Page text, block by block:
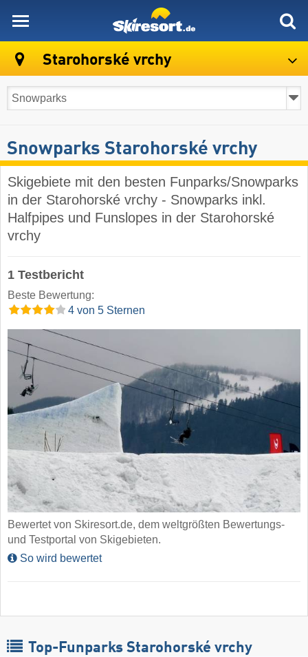
Starohorské vrchy
Snowparks Starohorské vrchy
Skigebiete mit den besten Funparks/Snowparks
in der Starohorské vrchy - Snowparks inkl.
Halfpipes und Funslopes in der Starohorské
vrchy
1 Testbericht
Beste Bewertung:
4 von 5 Sternen
Bewertet von Skiresort.de, dem weltgrößten Bewertungs-
und Testportal von Skigebieten.
So wird bewertet
Top-Funparks Starohorské vrchy